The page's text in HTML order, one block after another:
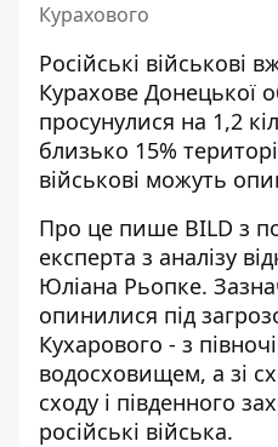
Курахового
Російські військові
Курахове Донецької
просунулися на 1,2
близько 15%
військові можуть
Про це пише BILD з
експерта з аналізу
Юліана Рьопке.
опинилися під
Кухарового - з
водосховищем, а зі
сходу і південного
російські війська.